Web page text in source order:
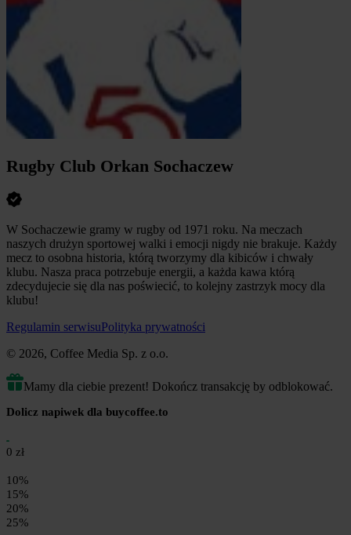
Rugby Club Orkan Sochaczew
W Sochaczewie gramy w rugby od 1971 roku. Na meczach
naszych drużyn sportowej walki i emocji nigdy nie brakuje. Każdy
mecz to osobna historia, którą tworzymy dla kibiców i chwały
klubu. Nasza praca potrzebuje energii, a każda kawa którą
zdecydujecie się dla nas poświecić, to kolejny zastrzyk mocy dla
klubu!
Regulamin serwisuPolityka prywatności
© 2026, Coffee Media Sp. z o.o.
Mamy dla ciebie prezent! Dokończ transakcję by odblokować.
Dolicz napiwek dla buycoffee.to
0 zł
10%
15%
20%
25%